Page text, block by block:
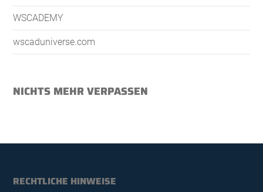
WSCADEMY
wscaduniverse.com
NICHTS MEHR VERPASSEN
RECHTLICHE HINWEISE